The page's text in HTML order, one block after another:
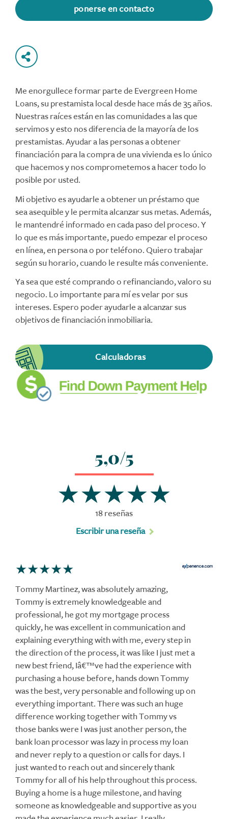
ponerse en contacto
Me enorgullece formar parte de Evergreen Home
Loans, su prestamista local desde hace más de 35 años.
Nuestras raíces están en las comunidades a las que
servimos y esto nos diferencia de la mayoría de los
prestamistas. Ayudar a las personas a obtener
financiación para la compra de una vivienda es lo único
que hacemos y nos comprometemos a hacer todo lo
posible por usted.
Mi objetivo es ayudarle a obtener un préstamo que
sea asequible y le permita alcanzar sus metas. Además,
le mantendré informado en cada paso del proceso. Y
lo que es más importante, puedo empezar el proceso
en línea, en persona o por teléfono. Quiero trabajar
según su horario, cuando le resulte más conveniente.
Ya sea que esté comprando o refinanciando, valoro su
negocio. Lo importante para mí es velar por sus
intereses. Espero poder ayudarle a alcanzar sus
objetivos de financiación inmobiliaria.
Calculadoras
5,0/5
18 reseñas
Escribir una reseña
Tommy Martinez, was absolutely amazing,
Tommy is extremely knowledgeable and
professional, he got my mortgage process
quickly, he was excellent in communication and
explaining everything with with me, every step in
the direction of the process, it was like I just met a
new best friend, Iâ€™ve had the experience with
purchasing a house before, hands down Tommy
was the best, very personable and following up on
everything important. There was such an huge
difference working together with Tommy vs
those banks were I was just another person, the
bank loan processor was lazy in process my loan
and never reply to a question or calls for days. I
just wanted to reach out and sincerely thank
Tommy for all of his help throughout this process.
Buying a home is a huge milestone, and having
someone as knowledgeable and supportive as you